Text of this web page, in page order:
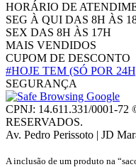
HORÁRIO DE
SEG À QUI DAS 8H ÀS
SEX DAS 8H ÀS 17H
MAIS VENDIDOS
CUPOM DE DESCONTO
#HOJE TEM (SÓ POR
SEGURANÇA
CPNJ: 14.611.331/0001-
RESERVADOS.
Av. Pedro Perissoto | JD
A inclusão de um produto na